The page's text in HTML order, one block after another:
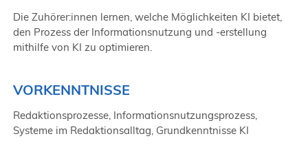
Die Zuhörer:innen lernen, welche Möglichkeiten KI bietet,
den Prozess der Informationsnutzung und -erstellung
mithilfe von KI zu optimieren.
VORKENNTNISSE
Redaktionsprozesse, Informationsnutzungsprozess,
Systeme im Redaktionsalltag, Grundkenntnisse KI